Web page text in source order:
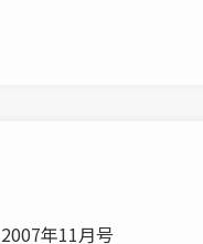
2007年11月号